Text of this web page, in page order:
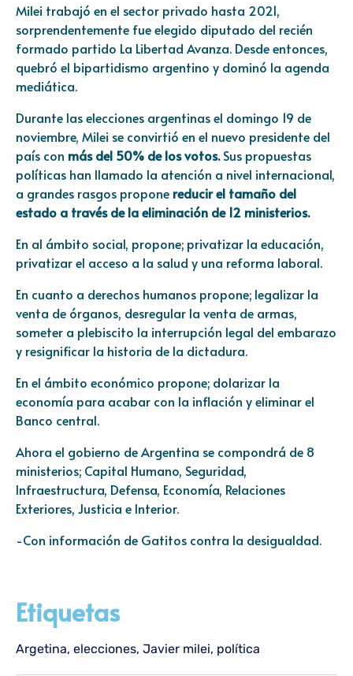
Milei trabajó en el sector privado hasta 2021,
sorprendentemente fue elegido diputado del recién
formado partido La Libertad Avanza. Desde entonces,
quebró el bipartidismo argentino y dominó la agenda
mediática.
Durante las elecciones argentinas el domingo 19 de
noviembre, Milei se convirtió en el nuevo presidente del
país con más del 50% de los votos.Sus propuestas
políticas han llamado la atención a nivel internacional,
a grandes rasgos propone reducir el tamaño del
estado a través de la eliminación de 12 ministerios.
En al ámbito social, propone; privatizar la educación,
privatizar el acceso a la salud y una reforma laboral.
En cuanto a derechos humanos propone; legalizar la
venta de órganos, desregular la venta de armas,
someter a plebiscito la interrupción legal del embarazo
y resignificar la historia de la dictadura.
En el ámbito económico propone; dolarizar la
economía para acabar con la inflación y eliminar el
Banco central.
Ahora el gobierno de Argentina se compondrá de 8
ministerios; Capital Humano, Seguridad,
Infraestructura, Defensa, Economía, Relaciones
Exteriores, Justicia e Interior.
-Con información de Gatitos contra la desigualdad.
Etiquetas
Argetina, elecciones, Javier milei, política